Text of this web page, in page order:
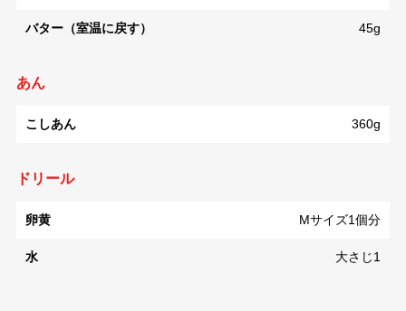
バター（室温に戻す） 45g
あん
こしあん 360g
ドリール
卵黄 Mサイズ1個分
水 大さじ1